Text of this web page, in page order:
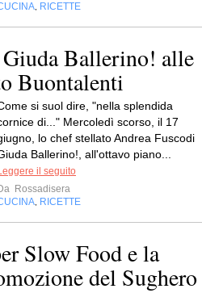
RICETTE
Ballerino! alle
Buontalenti
si suol dire, "nella splendida
di..." Mercoledì scorso, il 17
lo chef stellato Andrea Fuscodi
Ballerino!, all'ottavo piano...
il seguito
Rossadisera
RICETTE
Slow Food e la
del Sughero